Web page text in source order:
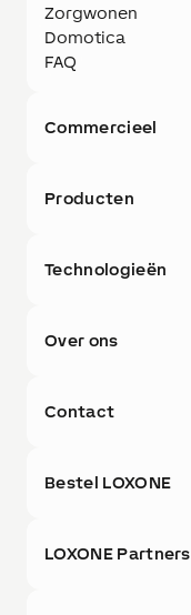
Zorgwonen
Domotica
FAQ
Commercieel
Producten
Technologieën
Over ons
Contact
Bestel LOXONE
LOXONE Partners